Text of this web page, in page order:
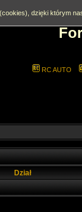
RC AUTO
Dział
dzięki którym